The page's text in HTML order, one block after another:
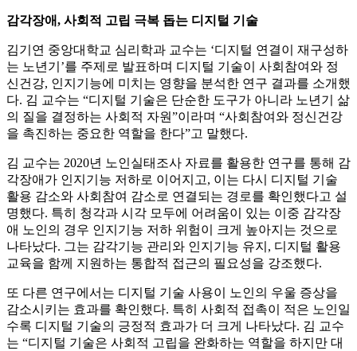
감각장애, 사회적 고립 극복 돕는 디지털 기술
김기연 중앙대학교 심리학과 교수는 ‘디지털 연결이 재구성하
는 노년기’를 주제로 발표하며 디지털 기술이 사회참여와 정
신건강, 인지기능에 미치는 영향을 분석한 연구 결과를 소개했
다. 김 교수는 “디지털 기술은 단순한 도구가 아니라 노년기 삶
의 질을 결정하는 사회적 자원”이라며 “사회참여와 정신건강
을 촉진하는 중요한 역할을 한다”고 말했다.
김 교수는 2020년 노인실태조사 자료를 활용한 연구를 통해 감
각장애가 인지기능 저하로 이어지고, 이는 다시 디지털 기술
활용 감소와 사회참여 감소로 연결되는 경로를 확인했다고 설
명했다. 특히 청각과 시각 모두에 어려움이 있는 이중 감각장
애 노인의 경우 인지기능 저하 위험이 크게 높아지는 것으로
나타났다. 그는 감각기능 관리와 인지기능 유지, 디지털 활용
교육을 함께 지원하는 통합적 접근의 필요성을 강조했다.
또 다른 연구에서는 디지털 기술 사용이 노인의 우울 증상을
감소시키는 효과를 확인했다. 특히 사회적 접촉이 적은 노인일
수록 디지털 기술의 긍정적 효과가 더 크게 나타났다. 김 교수
는 “디지털 기술은 사회적 고립을 완화하는 역할을 하지만 대